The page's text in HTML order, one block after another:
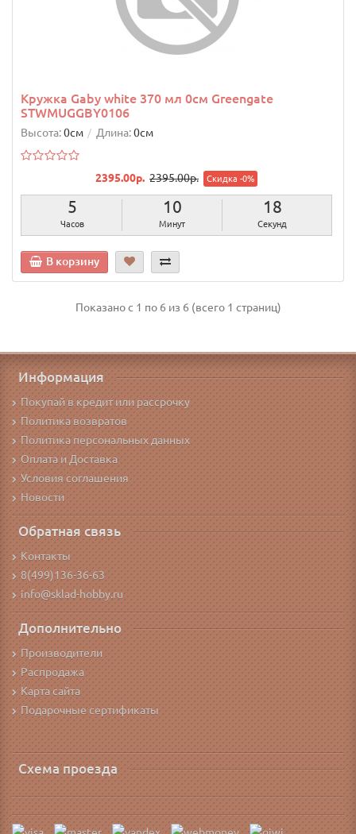
Кружка Gaby white 370 мл 0см Greengate
STWMUGGBY0106
Высота:0см Длина:0см
2395.00р. 2395.00р. Скидка -0%
5
Часов
10
Минут
17
Секунд
В корзину
Показано с 1 по 6 из 6 (всего 1 страниц)
Информация
Покупай в кредит или рассрочку
Политика возвратов
Политика персональных данных
Оплата и Доставка
Условия соглашения
Новости
Обратная связь
Контакты
8(499)136-36-63
info@sklad-hobby.ru
Дополнительно
Производители
Распродажа
Карта сайта
Подарочные сертификаты
Схема проезда